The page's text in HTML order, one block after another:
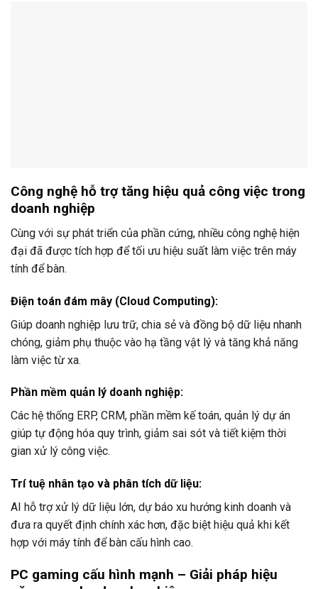
Công nghệ hỗ trợ tăng hiệu quả công việc trong
doanh nghiệp
Cùng với sự phát triển của phần cứng, nhiều công nghệ hiện
đại đã được tích hợp để tối ưu hiệu suất làm việc trên máy
tính để bàn.
Điện toán đám mây (Cloud Computing):
Giúp doanh nghiệp lưu trữ, chia sẻ và đồng bộ dữ liệu nhanh
chóng, giảm phụ thuộc vào hạ tầng vật lý và tăng khả năng
làm việc từ xa.
Phần mềm quản lý doanh nghiệp:
Các hệ thống ERP, CRM, phần mềm kế toán, quản lý dự án
giúp tự động hóa quy trình, giảm sai sót và tiết kiệm thời
gian xử lý công việc.
Trí tuệ nhân tạo và phân tích dữ liệu:
AI hỗ trợ xử lý dữ liệu lớn, dự báo xu hướng kinh doanh và
đưa ra quyết định chính xác hơn, đặc biệt hiệu quả khi kết
hợp với máy tính để bàn cấu hình cao.
PC gaming cấu hình mạnh – Giải pháp hiệu